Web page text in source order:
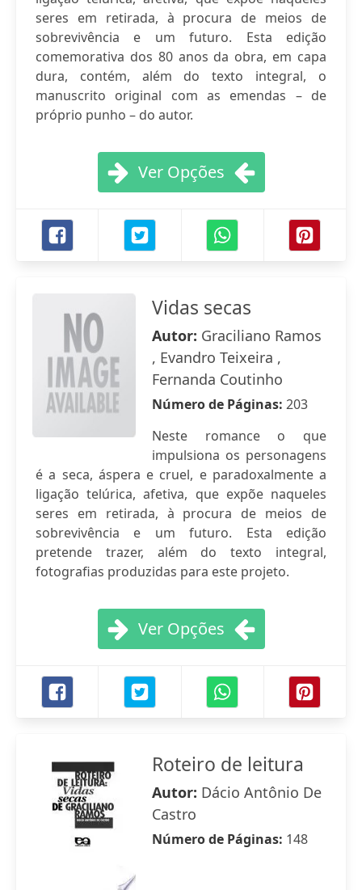
seres em retirada, à procura de meios de
sobrevivência e um futuro. Esta edição
comemorativa dos 80 anos da obra, em capa
dura, contém, além do texto integral, o
manuscrito original com as emendas – de
próprio punho – do autor.
Ver Opções
Vidas secas
Autor: Graciliano Ramos
, Evandro Teixeira ,
Fernanda Coutinho
Número de Páginas: 203
Neste romance o que
impulsiona os personagens
é a seca, áspera e cruel, e paradoxalmente a
ligação telúrica, afetiva, que expõe naqueles
seres em retirada, à procura de meios de
sobrevivência e um futuro. Esta edição
pretende trazer, além do texto integral,
fotografias produzidas para este projeto.
Ver Opções
Roteiro de leitura
Autor: Dácio Antônio De
Castro
Número de Páginas: 148